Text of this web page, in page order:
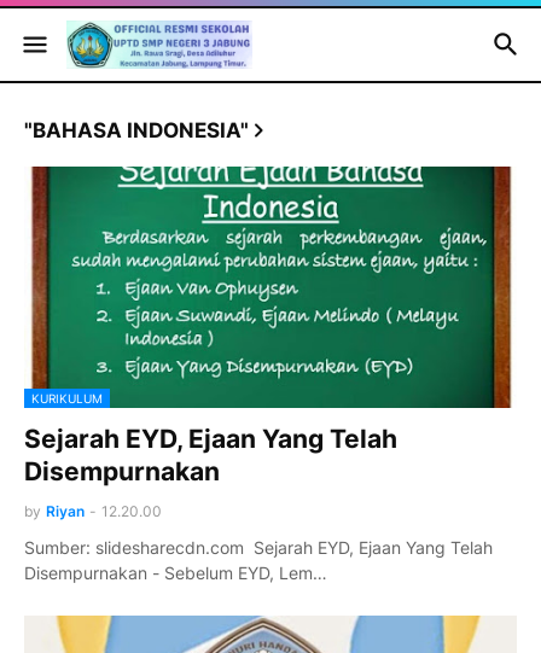
"BAHASA INDONESIA"
KURIKULUM
Sejarah EYD, Ejaan Yang Telah
Disempurnakan
by Riyan - 12.20.00
Sumber: slidesharecdn.com Sejarah EYD, Ejaan Yang Telah
Disempurnakan - Sebelum EYD, Lem…